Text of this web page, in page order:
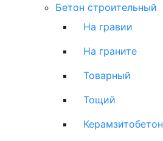
Бетон строительный
На гравии
На граните
Товарный
Тощий
Керамзитобетон